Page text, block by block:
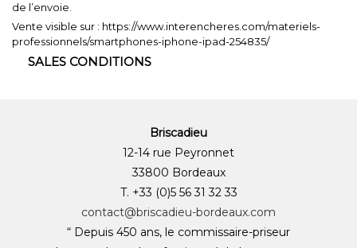
de l’envoie.
Vente visible sur : https://www.interencheres.com/materiels-
professionnels/smartphones-iphone-ipad-254835/
SALES CONDITIONS
Briscadieu
12-14 rue Peyronnet
33800 Bordeaux
T. +33 (0)5 56 31 32 33
contact@briscadieu-bordeaux.com
“ Depuis 450 ans, le commissaire-priseur